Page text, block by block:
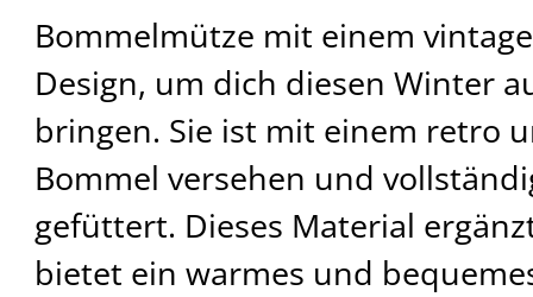
Bommelmütze mit einem
Design, um dich diesen Winter
bringen. Sie ist mit einem retro
Bommel versehen und
gefüttert. Dieses Material
bietet ein warmes und